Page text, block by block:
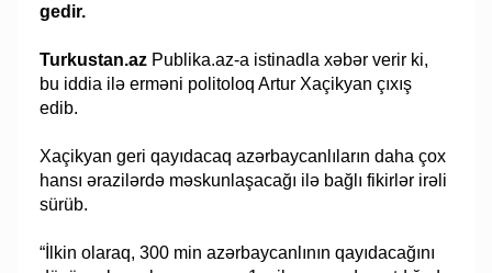
gedir.
Turkustan.az Publika.az-a istinadla xəbər verir ki,
bu iddia ilə erməni politoloq Artur Xaçikyan çıxış
edib.
Xaçikyan geri qayıdacaq azərbaycanlıların daha çox
hansı ərazilərdə məskunlaşacağı ilə bağlı fikirlər irəli
sürüb.
“İlkin olaraq, 300 min azərbaycanlının qayıdacağını